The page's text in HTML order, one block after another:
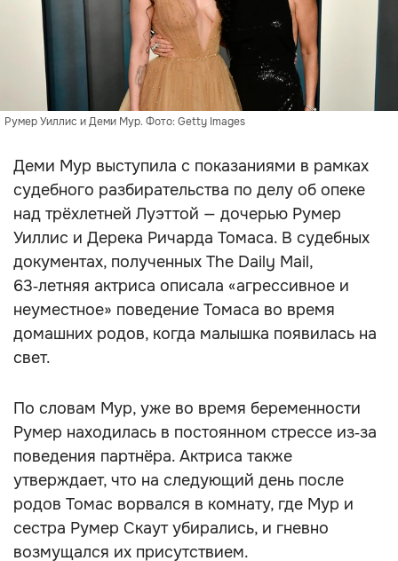
Румер Уиллис и Деми Мур. Фото: Getty Images
Деми Мур выступила с показаниями в рамках
судебного разбирательства по делу об опеке
над трёхлетней Луэттой — дочерью Румер
Уиллис и Дерека Ричарда Томаса. В судебных
документах, полученных The Daily Mail,
63‑летняя актриса описала «агрессивное и
неуместное» поведение Томаса во время
домашних родов, когда малышка появилась на
свет.
По словам Мур, уже во время беременности
Румер находилась в постоянном стрессе из‑за
поведения партнёра. Актриса также
утверждает, что на следующий день после
родов Томас ворвался в комнату, где Мур и
сестра Румер Скаут убирались, и гневно
возмущался их присутствием.